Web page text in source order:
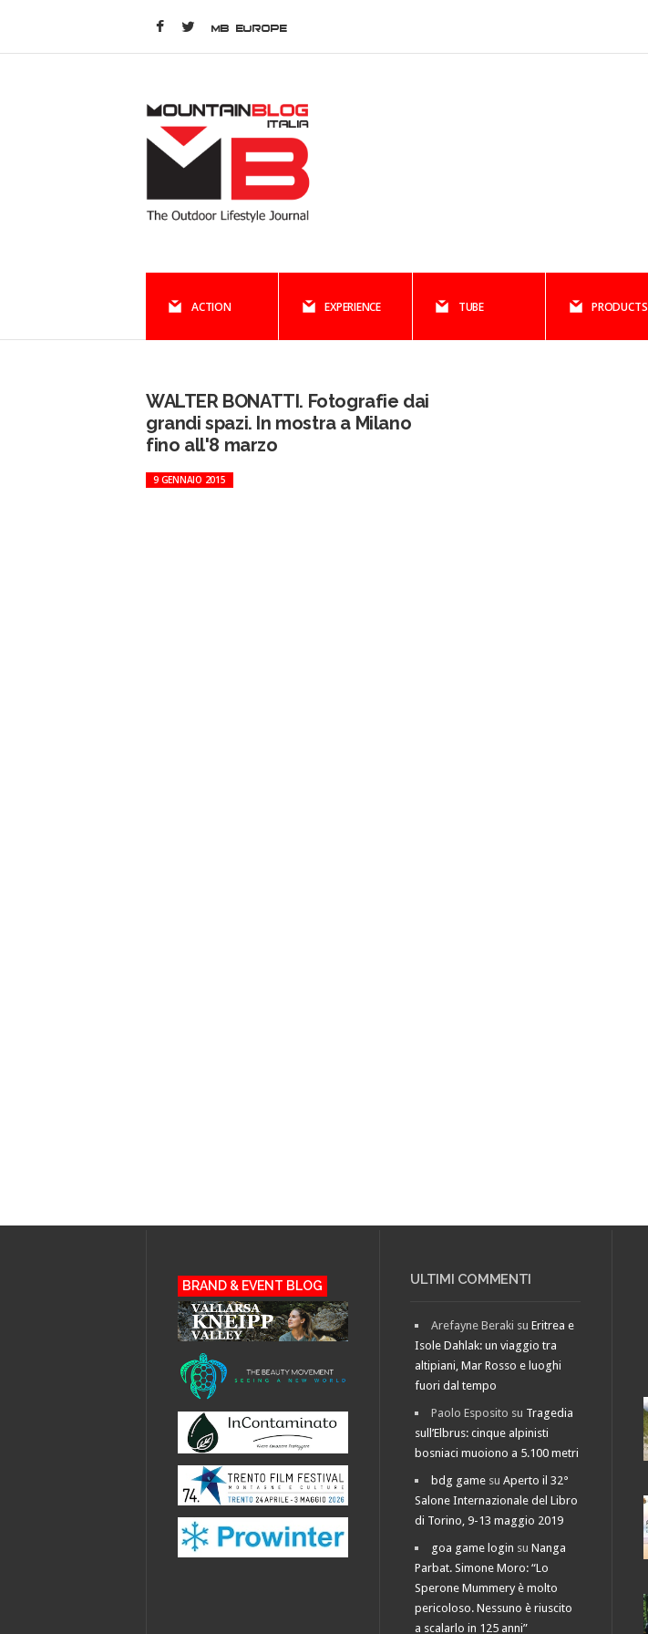
MB EUROPE
ACTION EXPERIENCE TUBE PRODUCTS
WALTER BONATTI. Fotografie dai
grandi spazi. In mostra a Milano
fino all'8 marzo
9 GENNAIO 2015
BRAND & EVENT BLOG ULTIMI COMMENTI
Arefayne Beraki suEritrea e
Isole Dahlak: un viaggio tra
altipiani, Mar Rosso e luoghi
fuori dal tempo
Paolo Esposito su Tragedia
sull’Elbrus: cinque alpinisti
bosniaci muoiono a 5.100 metri
bdg game suAperto il 32°
Salone Internazionale del Libro
di Torino, 9-13 maggio 2019
goa game login suNanga
Parbat. Simone Moro: “Lo
Sperone Mummery è molto
pericoloso. Nessuno è riuscito
a scalarlo in 125 anni”